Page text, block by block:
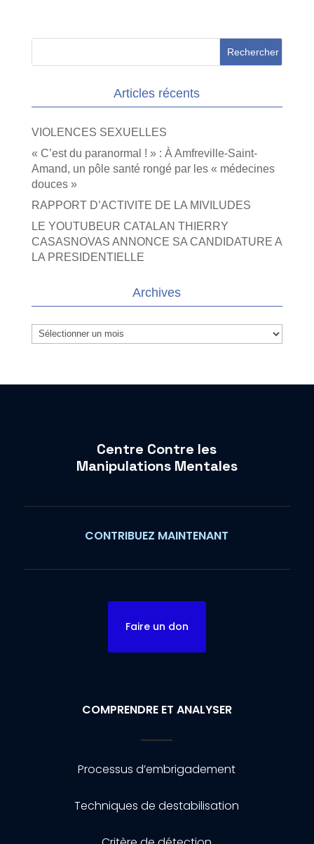
Articles récents
VIOLENCES SEXUELLES
« C’est du paranormal ! » : À Amfreville-Saint-
Amand, un pôle santé rongé par les « médecines
douces »
RAPPORT D’ACTIVITE DE LA MIVILUDES
LE YOUTUBEUR CATALAN THIERRY
CASASNOVAS ANNONCE SA CANDIDATURE A
LA PRESIDENTIELLE
Archives
Archives
Centre Contre les
Manipulations Mentales
CONTRIBUEZ MAINTENANT
Faire un don
COMPRENDRE ET ANALYSER
Processus d’embrigadement
Techniques de destabilisation